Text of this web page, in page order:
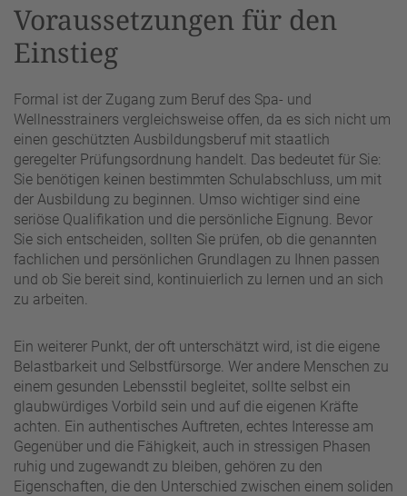
Voraussetzungen für den
Einstieg
Formal ist der Zugang zum Beruf des Spa- und
Wellnesstrainers vergleichsweise offen, da es sich nicht um
einen geschützten Ausbildungsberuf mit staatlich
geregelter Prüfungsordnung handelt. Das bedeutet für Sie:
Sie benötigen keinen bestimmten Schulabschluss, um mit
der Ausbildung zu beginnen. Umso wichtiger sind eine
seriöse Qualifikation und die persönliche Eignung. Bevor
Sie sich entscheiden, sollten Sie prüfen, ob die genannten
fachlichen und persönlichen Grundlagen zu Ihnen passen
und ob Sie bereit sind, kontinuierlich zu lernen und an sich
zu arbeiten.
Ein weiterer Punkt, der oft unterschätzt wird, ist die eigene
Belastbarkeit und Selbstfürsorge. Wer andere Menschen zu
einem gesunden Lebensstil begleitet, sollte selbst ein
glaubwürdiges Vorbild sein und auf die eigenen Kräfte
achten. Ein authentisches Auftreten, echtes Interesse am
Gegenüber und die Fähigkeit, auch in stressigen Phasen
ruhig und zugewandt zu bleiben, gehören zu den
Eigenschaften, die den Unterschied zwischen einem soliden